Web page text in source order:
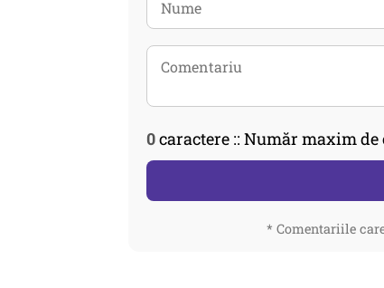
0caractere :: Număr maxim de
* Comentariile